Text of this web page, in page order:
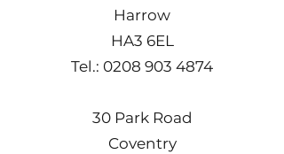
Harrow
HA3 6EL
Tel.: 0208 903 4874
30 Park Road
Coventry